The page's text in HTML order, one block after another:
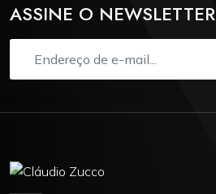
ASSINE O NEWSLETTER